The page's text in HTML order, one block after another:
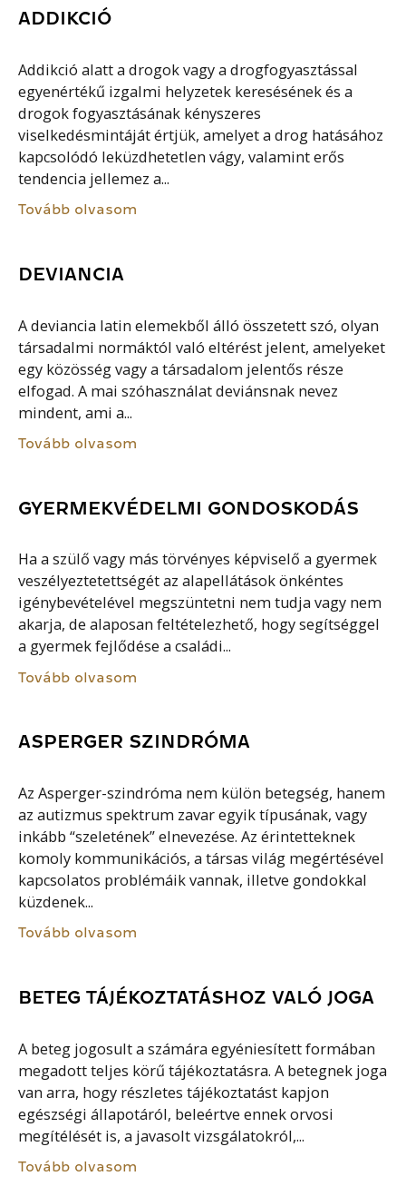
ADDIKCIÓ
Addikció alatt a drogok vagy a drogfogyasztással
egyenértékű izgalmi helyzetek keresésének és a
drogok fogyasztásának kényszeres
viselkedésmintáját értjük, amelyet a drog hatásához
kapcsolódó leküzdhetetlen vágy, valamint erős
tendencia jellemez a...
Tovább olvasom
DEVIANCIA
A deviancia latin elemekből álló összetett szó, olyan
társadalmi normáktól való eltérést jelent, amelyeket
egy közösség vagy a társadalom jelentős része
elfogad. A mai szóhasználat deviánsnak nevez
mindent, ami a...
Tovább olvasom
GYERMEKVÉDELMI GONDOSKODÁS
Ha a szülő vagy más törvényes képviselő a gyermek
veszélyeztetettségét az alapellátások önkéntes
igénybevételével megszüntetni nem tudja vagy nem
akarja, de alaposan feltételezhető, hogy segítséggel
a gyermek fejlődése a családi...
Tovább olvasom
ASPERGER SZINDRÓMA
Az Asperger-szindróma nem külön betegség, hanem
az autizmus spektrum zavar egyik típusának, vagy
inkább “szeletének” elnevezése. Az érintetteknek
komoly kommunikációs, a társas világ megértésével
kapcsolatos problémáik vannak, illetve gondokkal
küzdenek...
Tovább olvasom
BETEG TÁJÉKOZTATÁSHOZ VALÓ JOGA
A beteg jogosult a számára egyéniesített formában
megadott teljes körű tájékoztatásra. A betegnek joga
van arra, hogy részletes tájékoztatást kapjon
egészségi állapotáról, beleértve ennek orvosi
megítélését is, a javasolt vizsgálatokról,...
Tovább olvasom